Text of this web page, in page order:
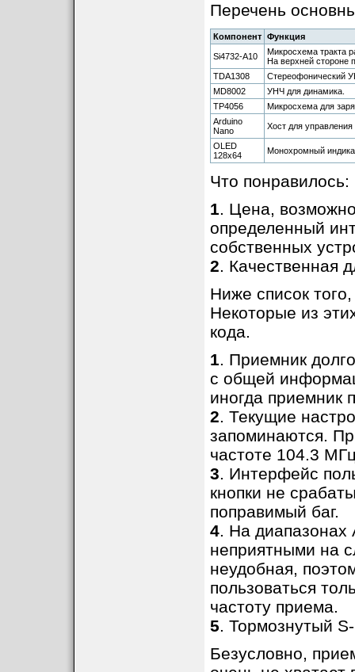
Перечень
Компонент Функция
Si4732-A10
Микросхема тракта
На верхней стороне
TDA1308
Стереофонический
MD8002
УНЧ для динамика.
TP4056
Микросхема для
Arduino
Nano
Хост для
OLED
128x64
Монохромный
Что понравилось:
1. Цена,
определенный
собственных
2. Качественная
Ниже список
Некоторые из
кода.
1. Приемник
с общей
иногда приемник
2. Текущие
запоминаются.
частоте 104.3
3. Интерфейс
кнопки не
поправимый баг.
4. На диапазонах
неприятными на
неудобная,
пользоваться
частоту приема.
5. Тормознутый
Безусловно,